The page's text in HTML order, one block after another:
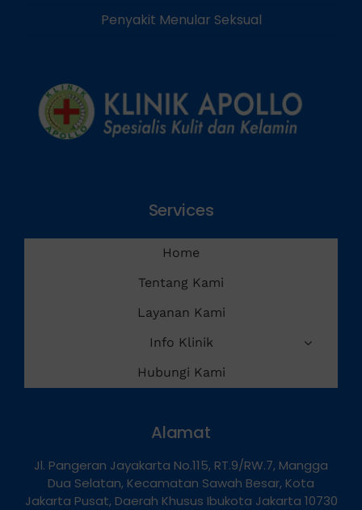
Penyakit Menular Seksual
Services
Home
Tentang Kami
Layanan Kami
Info Klinik
Hubungi Kami
Alamat
Jl. Pangeran Jayakarta No.115, RT.9/RW.7, Mangga
Dua Selatan, Kecamatan Sawah Besar, Kota
Jakarta Pusat, Daerah Khusus Ibukota Jakarta 10730